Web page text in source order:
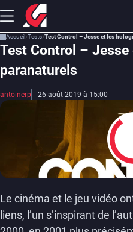
Accueil Tests Test Control – Jesse et les
Test Control –
paranaturels
antoinerp 26 août 2019 à 15:00
Le cinéma et le jeu vidéo
liens, l’un s’inspirant de